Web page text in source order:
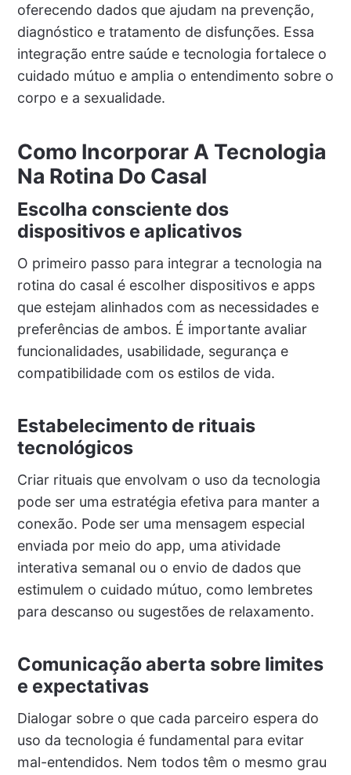
oferecendo dados que ajudam na prevenção,
diagnóstico e tratamento de disfunções. Essa
integração entre saúde e tecnologia fortalece o
cuidado mútuo e amplia o entendimento sobre o
corpo e a sexualidade.
Como Incorporar A Tecnologia
Na Rotina Do Casal
Escolha consciente dos
dispositivos e aplicativos
O primeiro passo para integrar a tecnologia na
rotina do casal é escolher dispositivos e apps
que estejam alinhados com as necessidades e
preferências de ambos. É importante avaliar
funcionalidades, usabilidade, segurança e
compatibilidade com os estilos de vida.
Estabelecimento de rituais
tecnológicos
Criar rituais que envolvam o uso da tecnologia
pode ser uma estratégia efetiva para manter a
conexão. Pode ser uma mensagem especial
enviada por meio do app, uma atividade
interativa semanal ou o envio de dados que
estimulem o cuidado mútuo, como lembretes
para descanso ou sugestões de relaxamento.
Comunicação aberta sobre limites
e expectativas
Dialogar sobre o que cada parceiro espera do
uso da tecnologia é fundamental para evitar
mal-entendidos. Nem todos têm o mesmo grau